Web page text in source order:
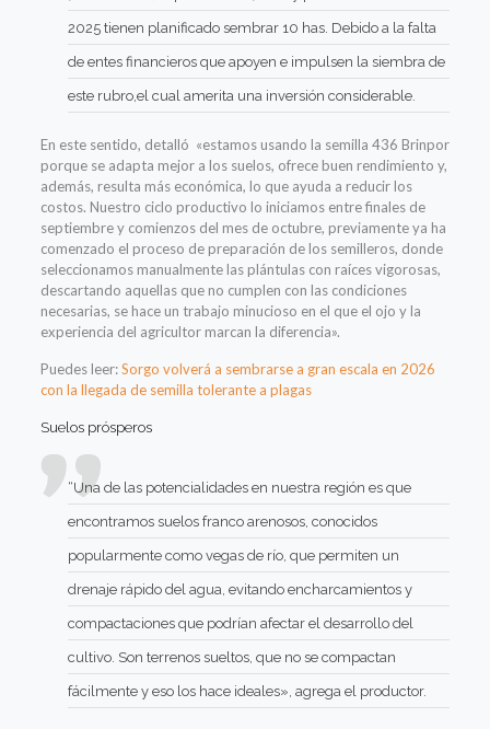
2025 tienen planificado sembrar 10 has. Debido a la falta
de entes financieros que apoyen e impulsen la siembra de
este rubro,el cual amerita una inversión considerable.
En este sentido, detalló «estamos usando la semilla 436 Brinpor
porque se adapta mejor a los suelos, ofrece buen rendimiento y,
además, resulta más económica, lo que ayuda a reducir los
costos. Nuestro ciclo productivo lo iniciamos entre finales de
septiembre y comienzos del mes de octubre, previamente ya ha
comenzado el proceso de preparación de los semilleros, donde
seleccionamos manualmente las plántulas con raíces vigorosas,
descartando aquellas que no cumplen con las condiciones
necesarias, se hace un trabajo minucioso en el que el ojo y la
experiencia del agricultor marcan la diferencia».
Puedes leer:Sorgo volverá a sembrarse a gran escala en 2026
con la llegada de semilla tolerante a plagas
Suelos prósperos
“Una de las potencialidades en nuestra región es que
encontramos suelos franco arenosos, conocidos
popularmente como vegas de río, que permiten un
drenaje rápido del agua, evitando encharcamientos y
compactaciones que podrían afectar el desarrollo del
cultivo. Son terrenos sueltos, que no se compactan
fácilmente y eso los hace ideales», agrega el productor.